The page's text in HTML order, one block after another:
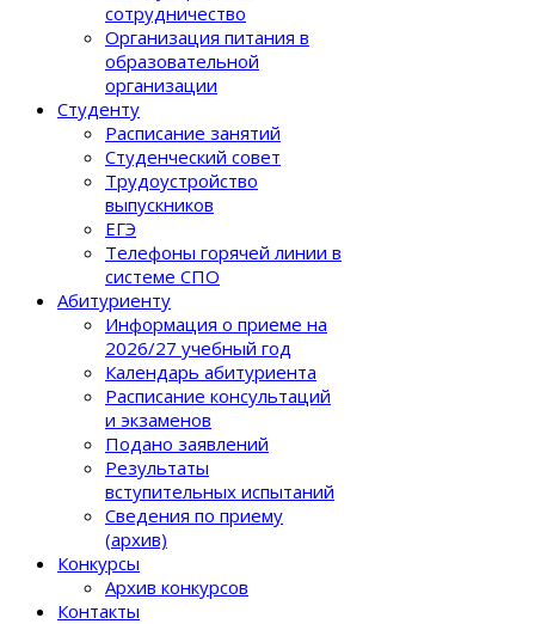
сотрудничество
Организация питания в
образовательной
организации
Студенту
Расписание занятий
Студенческий совет
Трудоустройство
выпускников
ЕГЭ
Телефоны горячей линии в
системе СПО
Абитуриенту
Информация о приеме на
2026/27 учебный год
Календарь абитуриента
Расписание консультаций
и экзаменов
Подано заявлений
Результаты
вступительных испытаний
Сведения по приему
(архив)
Конкурсы
Архив конкурсов
Контакты